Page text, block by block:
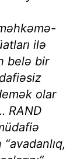
ilə
belə bir
olar
RAND
“avadanlıq,